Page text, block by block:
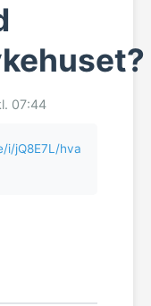
07:44
i/jQ8E7L/hva